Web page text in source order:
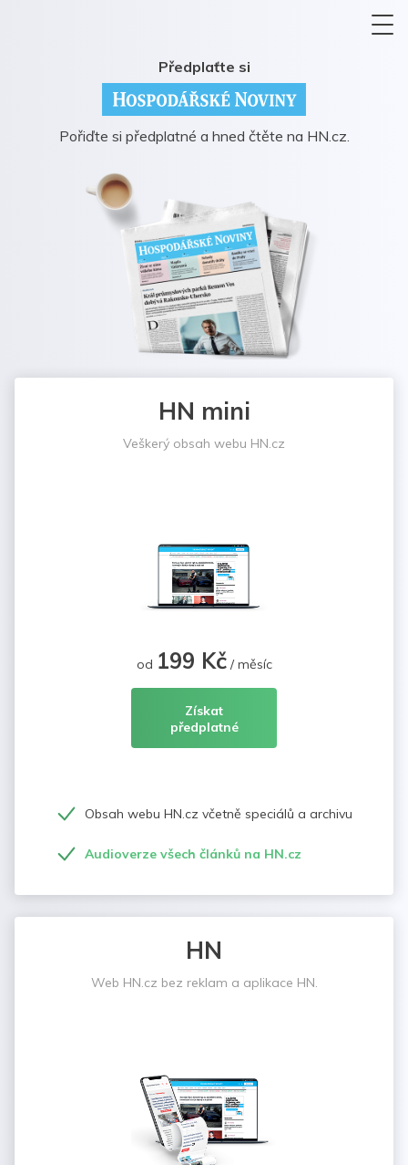
Předplaťte si
Pořiďte si předplatné a hned čtěte na HN.cz.
HN mini
Veškerý obsah webu HN.cz
od 199 Kč/ měsíc
Získat
předplatné
Obsah webu HN.cz včetně speciálů a archivu
Audioverze všech článků na HN.cz
HN
Web HN.cz bez reklam a aplikace HN.